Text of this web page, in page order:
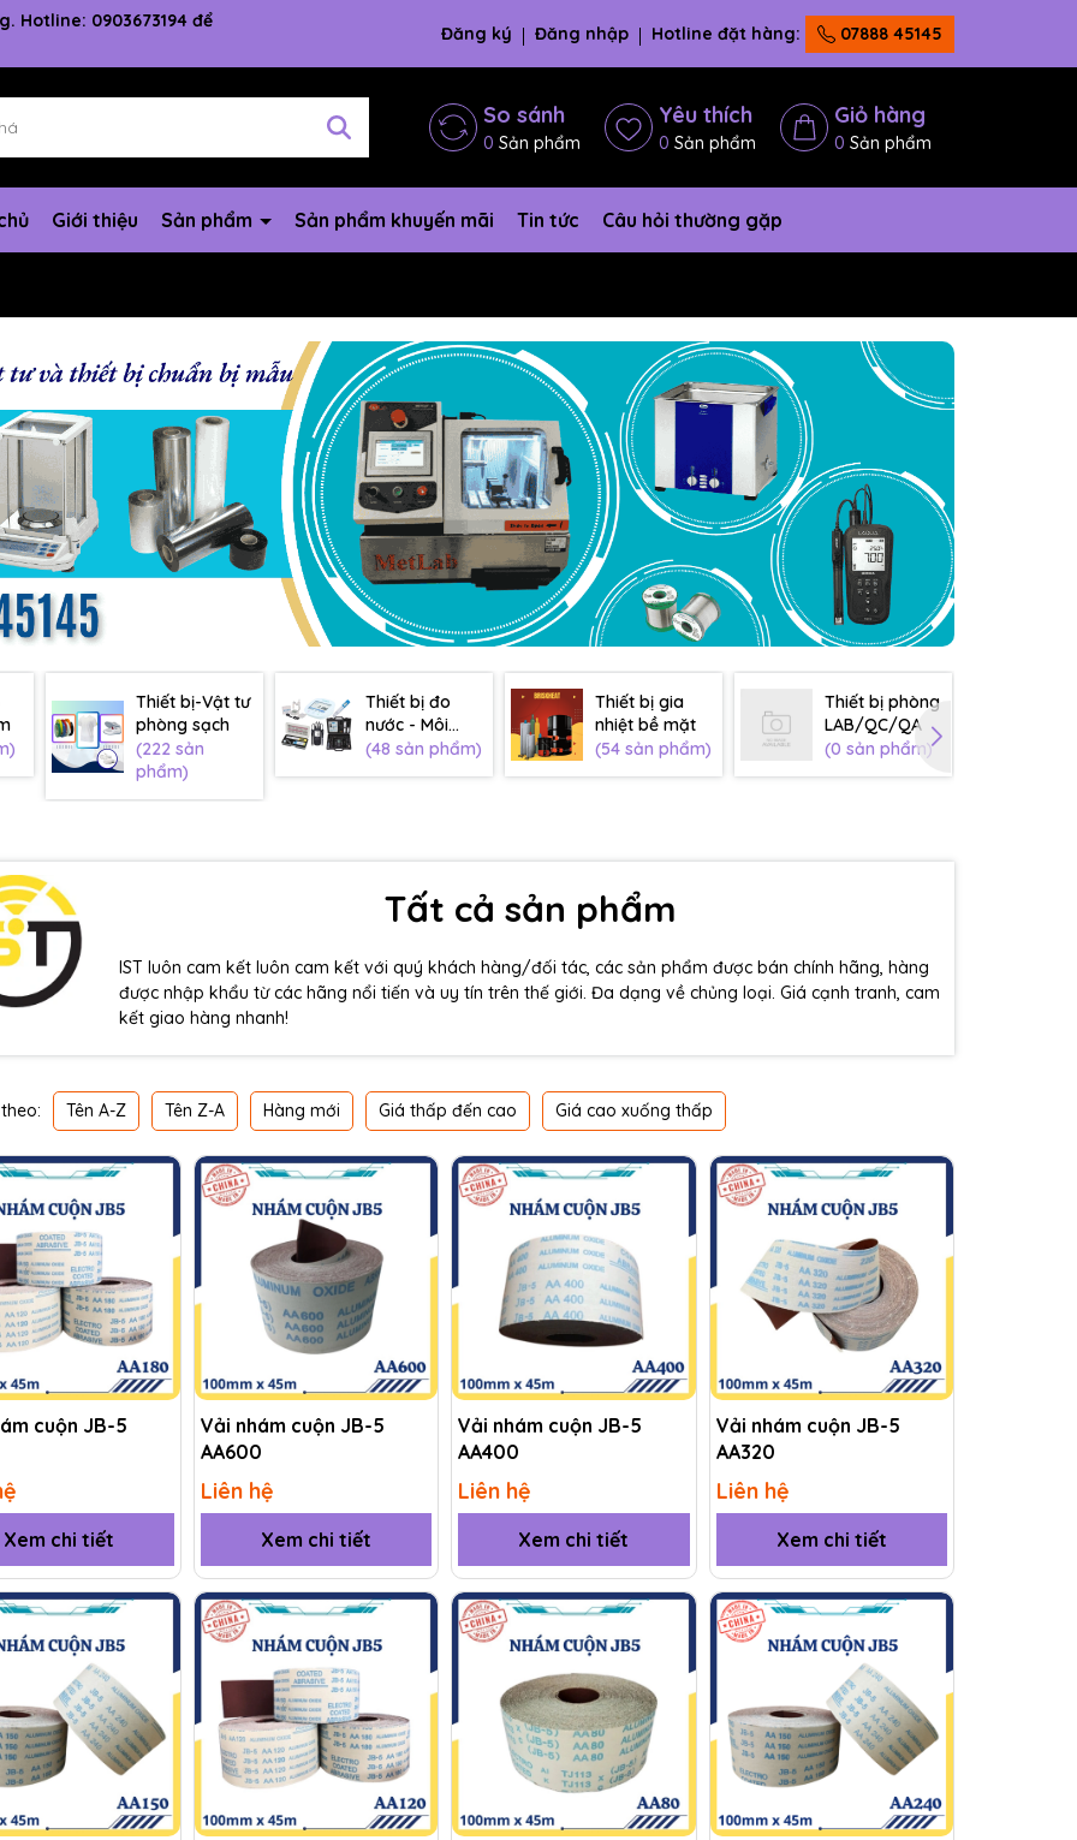
Hotline: 0903673194 để
Đăng ký Đăng nhập Hotline đặt hàng: 07888 45145
So sánh
0 Sản phẩm
Yêu thích
0 Sản phẩm
Giỏ hàng
0 Sản phẩm
Giới thiệu Sản phẩm Sản phẩm khuyến mãi Tin tức Câu hỏi thường gặp
Thiết bị-Vật tư
phòng sạch
(222 sản
phẩm)
Thiết bị đo
nước - Môi
trường
(48 sản phẩm)
Thiết bị gia
nhiệt bề mặt
(54 sản phẩm)
Thiết bị phòng
LAB/QC/QA
(0 sản phẩm)
Tất cả sản phẩm
IST luôn cam kết luôn cam kết với quý khách hàng/đối tác, các sản phẩm được bán chính hãng, hàng
được nhập khẩu từ các hãng nổi tiến và uy tín trên thế giới. Đa dạng về chủng loại. Giá cạnh tranh, cam
kết giao hàng nhanh!
Tên A-Z Tên Z-A Hàng mới Giá thấp đến cao Giá cao xuống thấp
cuộn JB-5
Xem chi tiết
Vải nhám cuộn JB-5
AA600
Liên hệ
Xem chi tiết
Vải nhám cuộn JB-5
AA400
Liên hệ
Xem chi tiết
Vải nhám cuộn JB-5
AA320
Liên hệ
Xem chi tiết